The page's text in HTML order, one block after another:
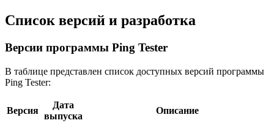
Список версий и разработка
Версии программы Ping Tester
В таблице представлен список доступных версий программы
Ping Tester:
Версия
Дата
выпуска
Описание